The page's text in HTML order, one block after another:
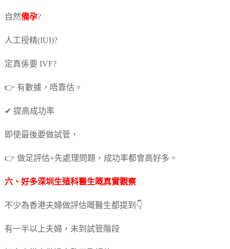
自然備孕?
人工授精(IUI)?
定真係要 IVF?
👉 有數據，唔靠估。
✔ 提高成功率
即使最後要做試管，
👉 做足評估+先處理問題，成功率都會高好多。
六、好多深圳生殖科醫生嘅真實觀察
不少為香港夫婦做評估嘅醫生都提到👇
有一半以上夫婦，未到試管階段